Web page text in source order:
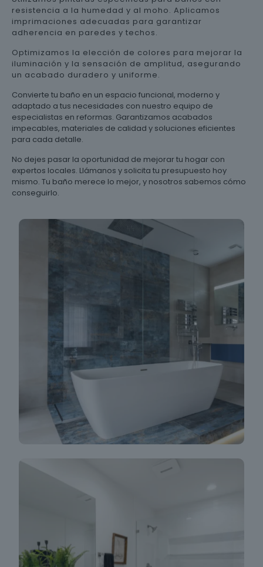
resistencia a la humedad y al moho. Aplicamos
imprimaciones adecuadas para garantizar
adherencia en paredes y techos.
Optimizamos la elección de colores para mejorar la
iluminación y la sensación de amplitud, asegurando
un acabado duradero y uniforme.
Convierte tu baño en un espacio funcional, moderno y
adaptado a tus necesidades con nuestro equipo de
especialistas en reformas. Garantizamos acabados
impecables, materiales de calidad y soluciones eficientes
para cada detalle.
No dejes pasar la oportunidad de mejorar tu hogar con
expertos locales. Llámanos y solicita tu presupuesto hoy
mismo. Tu baño merece lo mejor, y nosotros sabemos cómo
conseguirlo.